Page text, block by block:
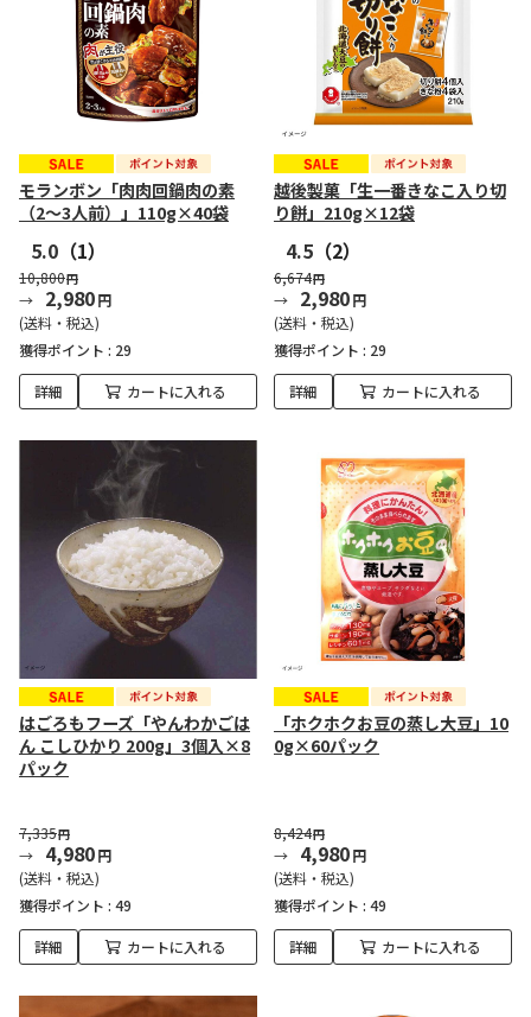
モランボン「肉肉回鍋肉の素
（2～3人前）」110g×40袋
5.0 （1）
10,800円
2,980円
(送料・税込)
獲得ポイント : 29
詳細 カートに入れる
越後製菓「生一番きなこ入り切
り餅」210g×12袋
4.5 （2）
6,674円
2,980円
(送料・税込)
獲得ポイント : 29
詳細 カートに入れる
はごろもフーズ「やんわかごは
ん こしひかり 200g」3個入×8
パック
7,335円
4,980円
(送料・税込)
獲得ポイント : 49
詳細 カートに入れる
「ホクホクお豆の蒸し大豆」10
0g×60パック
8,424円
4,980円
(送料・税込)
獲得ポイント : 49
詳細 カートに入れる